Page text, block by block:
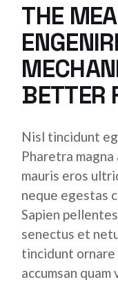
THE
BETTER
Nisl tincidunt
Pharetra
mauris eros
neque egestas
Sapien
senectus et
tincidunt ornare
accumsan